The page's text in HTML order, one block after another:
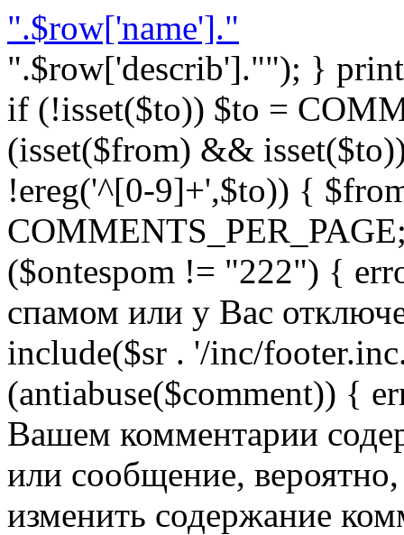
".$row['name']."
".$row['describ'].""); }
if (!isset($to)) $to =
(isset($from) &&
!ereg('^[0-9]+',$to)) {
($ontespom != "222") {
спамом или у Вас
include($sr . '/inc/
(antiabuse($comment)) {
Вашем комментарии
или сообщение,
изменить содержание